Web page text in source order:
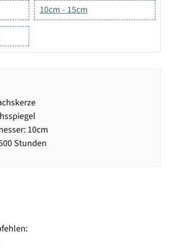
10cm - 15cm
10cm
Stunden